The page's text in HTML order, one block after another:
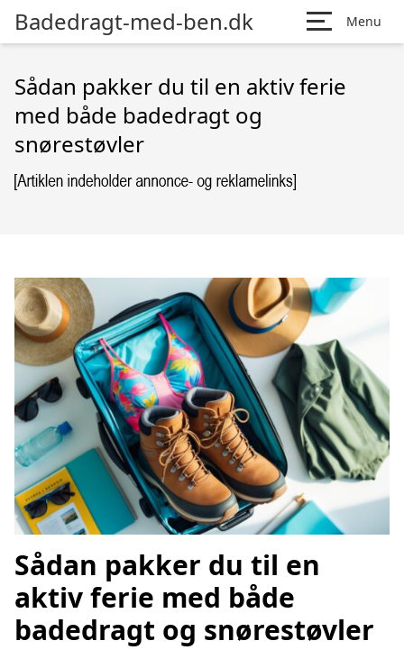
Badedragt-med-ben.dk Menu
Sådan pakker du til en aktiv ferie
med både badedragt og
snørestøvler
Sådan pakker du til en
aktiv ferie med både
badedragt og snørestøvler